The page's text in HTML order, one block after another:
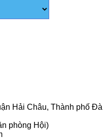
Hải Châu, Thành phố Đà
phòng Hội)